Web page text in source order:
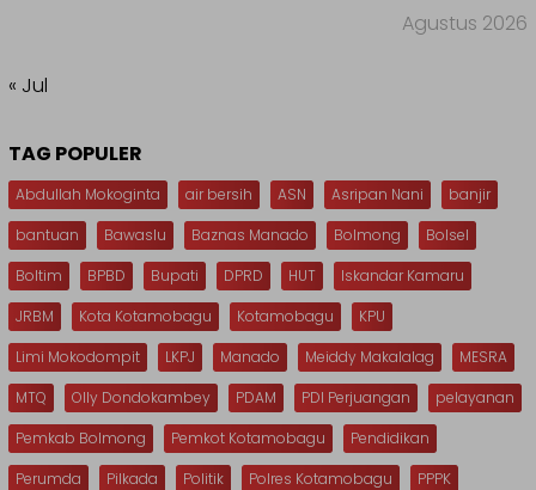
Agustus 2026
« Jul
TAG POPULER
Abdullah Mokoginta air bersih ASN Asripan Nani
banjir
bantuan
Bawaslu Baznas Manado Bolmong
Bolsel
Boltim
BPBD Bupati DPRD HUT
Iskandar Kamaru
JRBM
Kota Kotamobagu Kotamobagu
KPU
Limi Mokodompit
LKPJ Manado Meiddy Makalalag
MESRA
MTQ
Olly Dondokambey PDAM PDI Perjuangan
pelayanan
Pemkab Bolmong
Pemkot Kotamobagu
Pendidikan
Perumda
Pilkada Politik Polres Kotamobagu
PPPK